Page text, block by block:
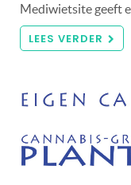
Mediwietsite geeft
LEES VERDER